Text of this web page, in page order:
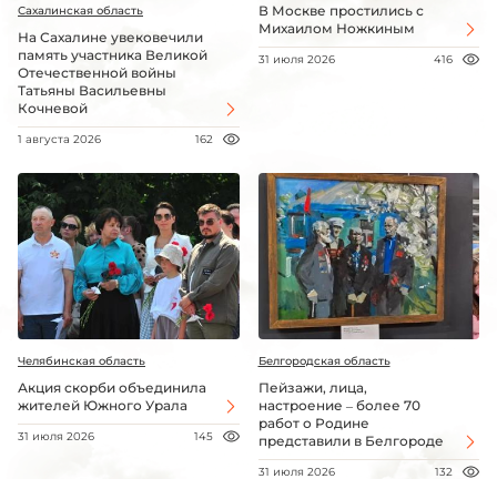
Сахалинская область
На Сахалине увековечили
память участника Великой
Отечественной войны
Татьяны Васильевны
Кочневой
1 августа 2026 162
В Москве простились с
Михаилом Ножкиным
31 июля 2026 416
Челябинская область
Акция скорби объединила
жителей Южного Урала
31 июля 2026 145
Белгородская область
Пейзажи, лица,
настроение – более 70
работ о Родине
представили в Белгороде
31 июля 2026 132